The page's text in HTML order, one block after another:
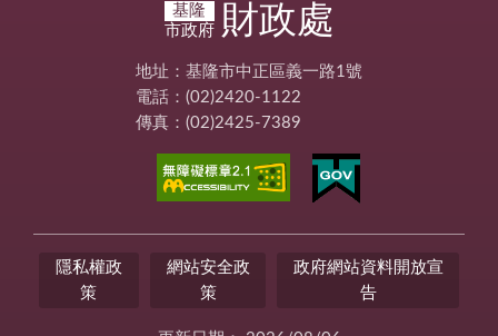
基隆
市政府 財政處
地址：基隆市中正區義一路1號
電話：(02)2420-1122
傳真：(02)2425-7389
隱私權政
策
網站安全政
策
政府網站資料開放宣
告